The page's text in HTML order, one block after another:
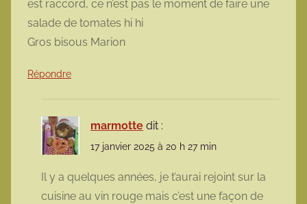
est raccord, ce n’est pas le moment de faire une
salade de tomates hi hi
Gros bisous Marion
Répondre
marmotte dit :
17 janvier 2025 à 20 h 27 min
Il y a quelques années, je t’aurai rejoint sur la
cuisine au vin rouge mais c’est une façon de